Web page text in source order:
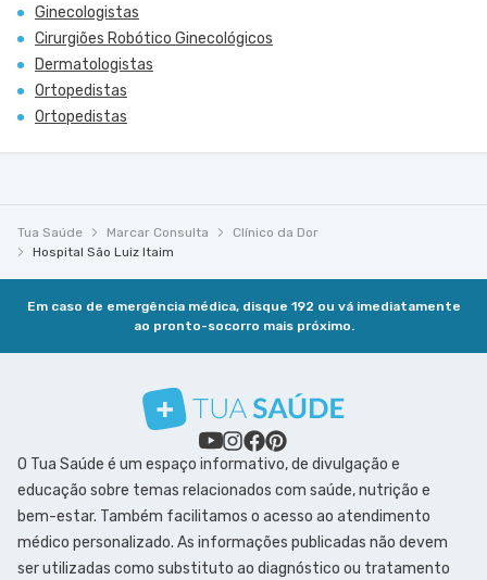
Ginecologistas
Cirurgiões Robótico Ginecológicos
Dermatologistas
Ortopedistas
Ortopedistas
Tua Saúde Marcar Consulta
Clínico da Dor
Hospital São Luiz Itaim
Em caso de emergência médica, disque 192 ou vá imediatamente
ao pronto-socorro mais próximo.
O Tua Saúde é um espaço informativo, de divulgação e
educação sobre temas relacionados com saúde, nutrição e
bem-estar. Também facilitamos o acesso ao atendimento
médico personalizado. As informações publicadas não devem
ser utilizadas como substituto ao diagnóstico ou tratamento